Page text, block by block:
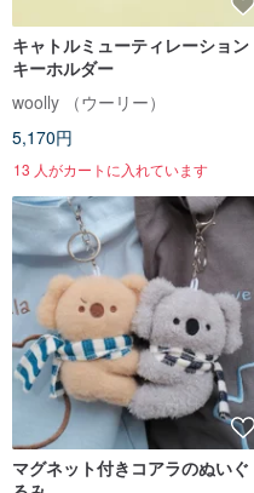
キャトルミューティレーション
キーホルダー
woolly （ウーリー）
5,170円
13 人がカートに入れています
マグネット付きコアラのぬいぐ